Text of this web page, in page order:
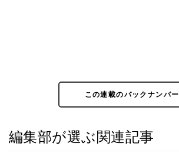
この連載のバックナンバー
編集部が選ぶ関連記事